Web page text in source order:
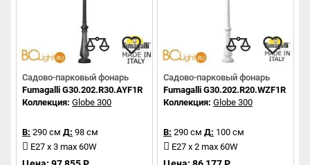
Садово-парковый фонарь
Fumagalli G30.202.R30.AYF1R
Коллекция: Globe 300
В: 290 см Д: 98 см
E27 x 3 max 60W
Садово-парковый фонарь
Fumagalli G30.202.R20.WZF1R
Коллекция: Globe 300
В: 290 см Д: 100 см
E27 x 2 max 60W